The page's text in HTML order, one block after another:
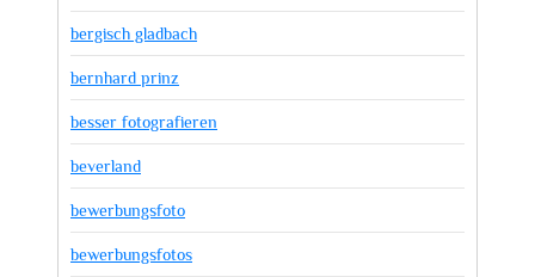
bergisch gladbach
bernhard prinz
besser fotografieren
beverland
bewerbungsfoto
bewerbungsfotos